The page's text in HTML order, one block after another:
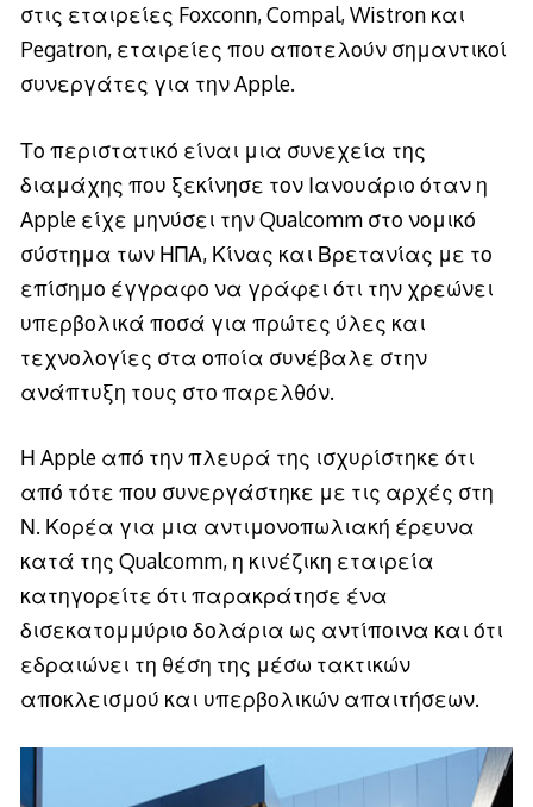
στις εταιρείες Foxconn, Compal, Wistron και
Pegatron, εταιρείες που αποτελούν σημαντικοί
συνεργάτες για την Apple.
Το περιστατικό είναι μια συνεχεία της
διαμάχης που ξεκίνησε τον Ιανουάριο όταν η
Apple είχε μηνύσει την Qualcomm στο νομικό
σύστημα των ΗΠΑ, Κίνας και Βρετανίας με το
επίσημο έγγραφο να γράφει ότι την χρεώνει
υπερβολικά ποσά για πρώτες ύλες και
τεχνολογίες στα οποία συνέβαλε στην
ανάπτυξη τους στο παρελθόν.
Η Apple από την πλευρά της ισχυρίστηκε ότι
από τότε που συνεργάστηκε με τις αρχές στη
Ν. Κορέα για μια αντιμονοπωλιακή έρευνα
κατά της Qualcomm, η κινέζικη εταιρεία
κατηγορείτε ότι παρακράτησε ένα
δισεκατομμύριο δολάρια ως αντίποινα και ότι
εδραιώνει τη θέση της μέσω τακτικών
αποκλεισμού και υπερβολικών απαιτήσεων.